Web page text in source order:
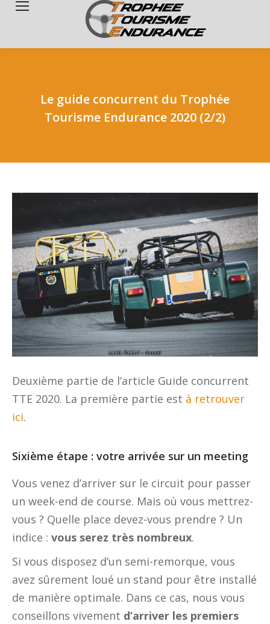
Le guide concurrent du Trophée
Tourisme Endurance 2020 (2/2)
Deuxième partie de l’article Guide concurrent
TTE 2020. La première partie est à retrouver
ici.
Sixième étape : votre arrivée sur un meeting
Vous venez d’arriver sur le circuit pour passer
un week-end de course. Mais où vous mettrez-
vous ? Quelle place devez-vous prendre ? Un
indice : vous serez très nombreux.
Si vous disposez d’un semi-remorque, vous
avez sûrement loué un stand pour être installé
de manière optimale. Dans ce cas, nous vous
conseillons vivement d’arriver les premiers